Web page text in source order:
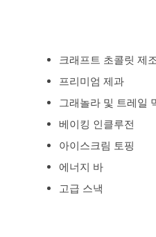
크래프트 초콜릿 제
프리미엄 제과
그래놀라 및 트레일
베이킹 인클루전
아이스크림 토핑
에너지 바
고급 스낵